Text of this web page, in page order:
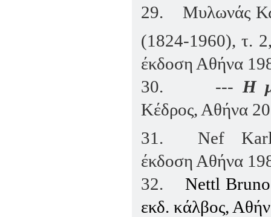
29.
Μυλωνάς
(1824-1960), τ.
έκδοση Αθήνα
30.
--- Η
Κέδρος, Αθήνα
31.
ΝefΚ
έκδοση Αθήνα
32.
Nettl Bruno
εκδ. κάλβος,